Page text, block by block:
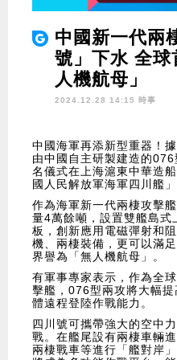
中國新一代兩
號」下水 全球
人機航母」
2024.12.28 14:15 時事
中國海軍再添新型重器！
由中國自主研製建造的
名儀式在上海滬東中華造
國人民解放軍海軍四川艦」
作為海軍新一代兩棲攻擊
量4萬餘噸，設置雙艦島式
板，創新應用電磁彈射和
機、兩棲裝備，更可以滿
界譽為「無人機航母」。
有軍事專家表示，作為全
擊艦，076型兩攻將大幅
體遠程登陸作戰能力。
四川號可攜帶強大的空中
戰。在艦尾設有兩棲車輛
兩棲戰車等進行「艦對岸